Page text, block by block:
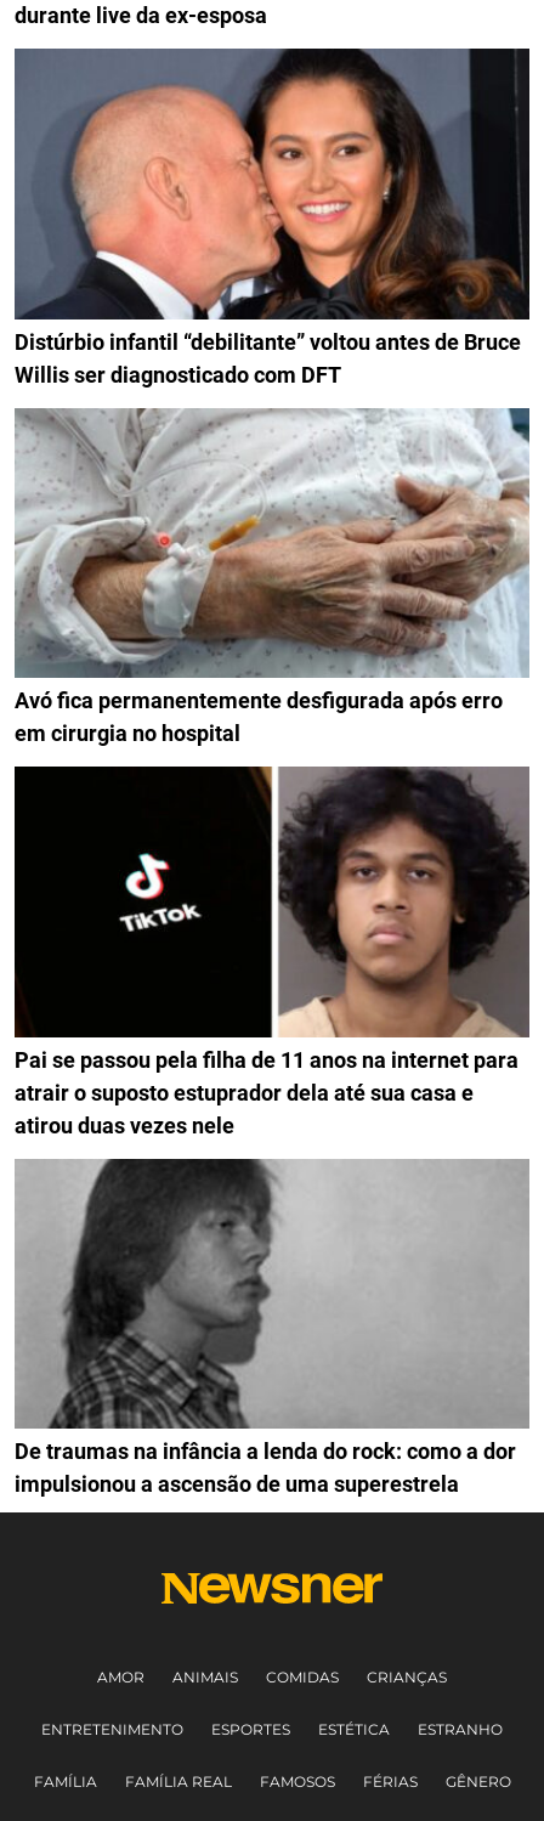
durante live da ex-esposa
Distúrbio infantil “debilitante” voltou antes de Bruce
Willis ser diagnosticado com DFT
Avó fica permanentemente desfigurada após erro
em cirurgia no hospital
Pai se passou pela filha de 11 anos na internet para
atrair o suposto estuprador dela até sua casa e
atirou duas vezes nele
De traumas na infância a lenda do rock: como a dor
impulsionou a ascensão de uma superestrela
AMOR ANIMAIS COMIDAS CRIANÇAS
ENTRETENIMENTO ESPORTES ESTÉTICA ESTRANHO
FAMÍLIA FAMÍLIA REAL FAMOSOS FÉRIAS GÊNERO